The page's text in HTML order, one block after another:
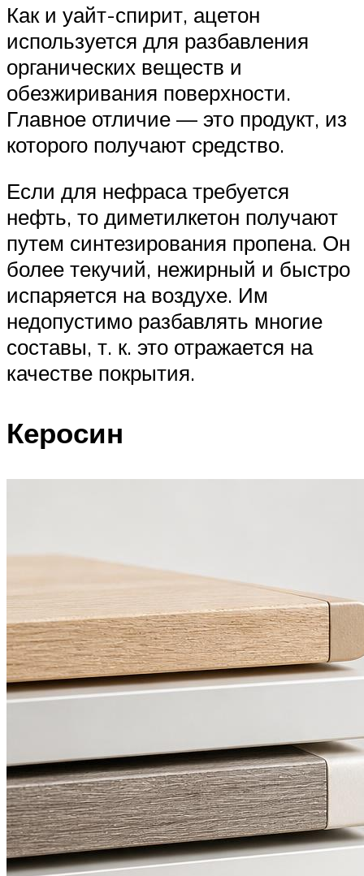
Как и уайт-спирит, ацетон
используется для разбавления
органических веществ и
обезжиривания поверхности.
Главное отличие — это продукт, из
которого получают средство.
Если для нефраса требуется
нефть, то диметилкетон получают
путем синтезирования пропена. Он
более текучий, нежирный и быстро
испаряется на воздухе. Им
недопустимо разбавлять многие
составы, т. к. это отражается на
качестве покрытия.
Керосин